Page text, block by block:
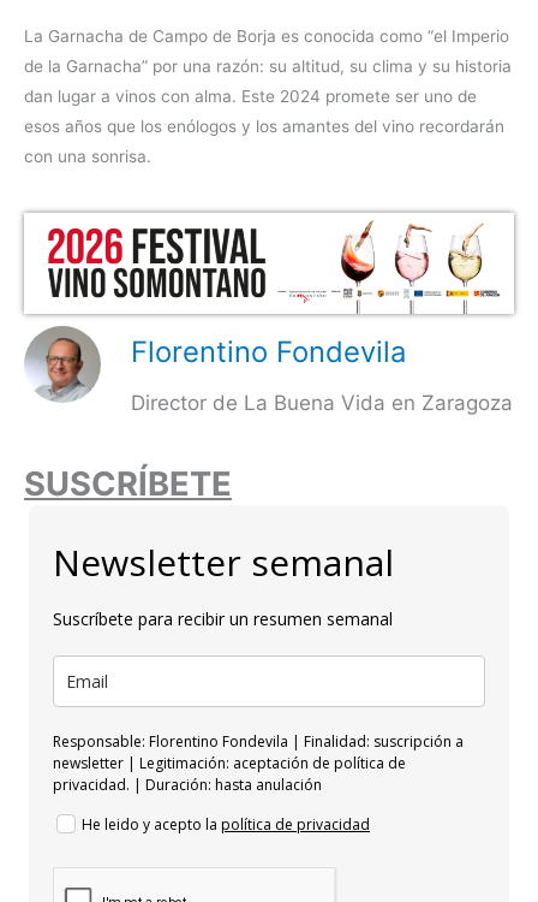
La Garnacha de Campo de Borja es conocida como “el Imperio
de la Garnacha” por una razón: su altitud, su clima y su historia
dan lugar a vinos con alma. Este 2024 promete ser uno de
esos años que los enólogos y los amantes del vino recordarán
con una sonrisa.
Florentino Fondevila
Director de La Buena Vida en Zaragoza
SUSCRÍBETE
Newsletter semanal
Suscríbete para recibir un resumen semanal
Responsable: Florentino Fondevila | Finalidad: suscripción a
newsletter | Legitimación: aceptación de política de
privacidad. | Duración: hasta anulación
He leido y acepto la política de privacidad